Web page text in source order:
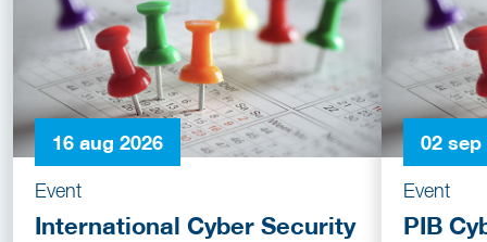
16 aug 2026
Event
International Cyber Security
02 sep
Event
PIB